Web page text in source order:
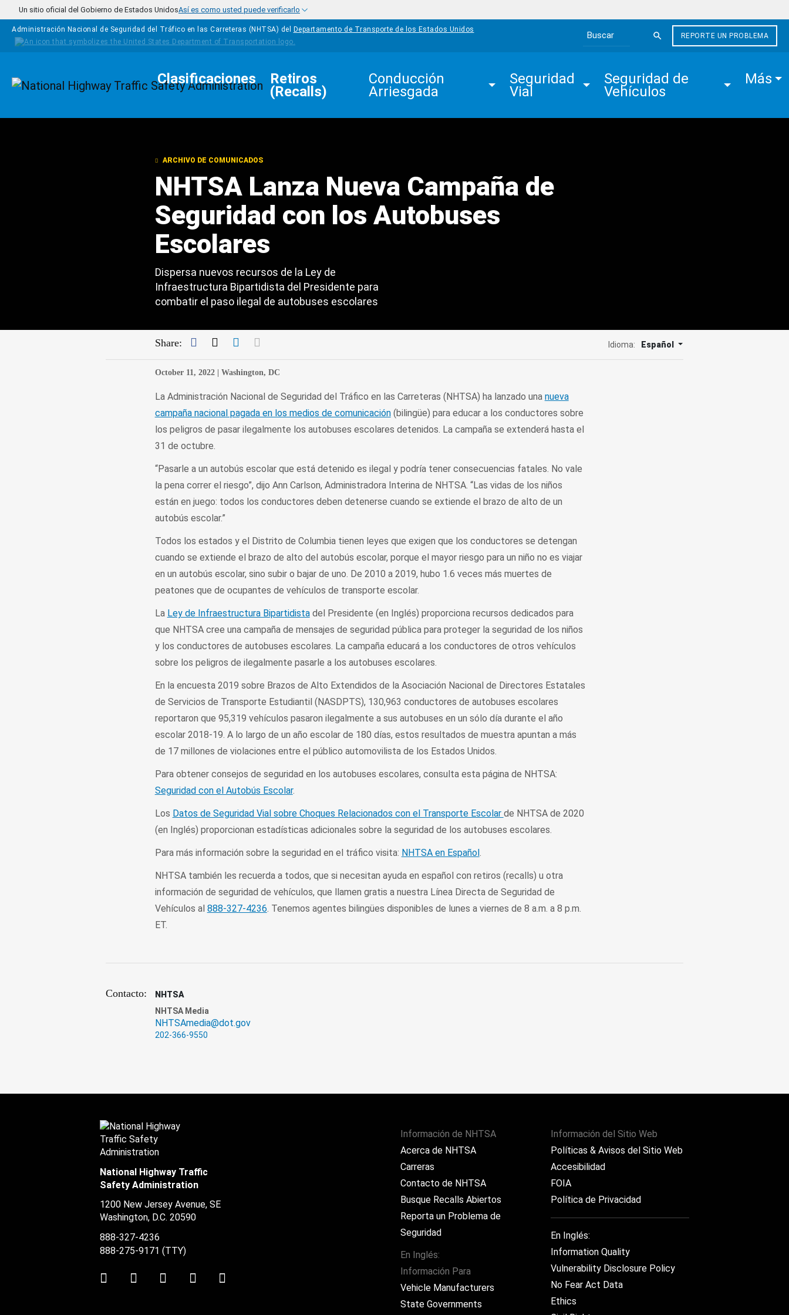
Pasar al contenido principal
Un sitio oficial del Gobierno de Estados UnidosAsí es como usted puede verificarlo
Administración Nacional de Seguridad del Tráfico en las Carreteras (NHTSA) del
Departamento de Transporte de los Estados Unidos
Search the site
REPORTE UN PROBLEMA
Homepage
Clasificaciones Retiros
(Recalls)
Conducción
Arriesgada
Seguridad
Vial
Seguridad de
Vehículos
Más
ARCHIVO DE COMUNICADOS
NHTSA Lanza Nueva Campaña de
Seguridad con los Autobuses
Escolares
Dispersa nuevos recursos de la Ley de
Infraestructura Bipartidista del Presidente para
combatir el paso ilegal de autobuses escolares
Idioma: Español
Share: Facebook
TwitterLinkedIn
October 11, 2022 | Washington, DC
La Administración Nacional de Seguridad del Tráfico en las Carreteras (NHTSA) ha lanzado una nueva
campaña nacional pagada en los medios de comunicación(bilingüe) para educar a los conductores sobre
los peligros de pasar ilegalmente los autobuses escolares detenidos. La campaña se extenderá hasta el
31 de octubre.
“Pasarle a un autobús escolar que está detenido es ilegal y podría tener consecuencias fatales. No vale
la pena correr el riesgo”, dijo Ann Carlson, Administradora Interina de NHTSA. “Las vidas de los niños
están en juego: todos los conductores deben detenerse cuando se extiende el brazo de alto de un
autobús escolar.”
Todos los estados y el Distrito de Columbia tienen leyes que exigen que los conductores se detengan
cuando se extiende el brazo de alto del autobús escolar, porque el mayor riesgo para un niño no es viajar
en un autobús escolar, sino subir o bajar de uno. De 2010 a 2019, hubo 1.6 veces más muertes de
peatones que de ocupantes de vehículos de transporte escolar.
La Ley de Infraestructura Bipartidistadel Presidente (en Inglés) proporciona recursos dedicados para
que NHTSA cree una campaña de mensajes de seguridad pública para proteger la seguridad de los niños
y los conductores de autobuses escolares. La campaña educará a los conductores de otros vehículos
sobre los peligros de ilegalmente pasarle a los autobuses escolares.
En la encuesta 2019 sobre Brazos de Alto Extendidos de la Asociación Nacional de Directores Estatales
de Servicios de Transporte Estudiantil (NASDPTS), 130,963 conductores de autobuses escolares
reportaron que 95,319 vehículos pasaron ilegalmente a sus autobuses en un sólo día durante el año
escolar 2018-19. A lo largo de un año escolar de 180 días, estos resultados de muestra apuntan a más
de 17 millones de violaciones entre el público automovilista de los Estados Unidos.
Para obtener consejos de seguridad en los autobuses escolares, consulta esta página de NHTSA:
Seguridad con el Autobús Escolar.
Los Datos de Seguridad Vial sobre Choques Relacionados con el Transporte Escolar de NHTSA de 2020
(en Inglés) proporcionan estadísticas adicionales sobre la seguridad de los autobuses escolares.
Para más información sobre la seguridad en el tráfico visita: NHTSA en Español.
NHTSA también les recuerda a todos, que si necesitan ayuda en español con retiros (recalls) u otra
información de seguridad de vehículos, que llamen gratis a nuestra Línea Directa de Seguridad de
Vehículos al 888-327-4236. Tenemos agentes bilingües disponibles de lunes a viernes de 8 a.m. a 8 p.m.
ET.
Contacto:
NHTSA
NHTSA Media
NHTSAmedia@dot.gov
202-366-9550
Información de NHTSA
Acerca de NHTSA
Carreras
Contacto de NHTSA
Busque Recalls Abiertos
Reporta un Problema de
Seguridad
En Inglés:
Información Para
Vehicle Manufacturers
State Governments
Información del Sitio Web
Políticas & Avisos del Sitio Web
Accesibilidad
FOIA
Política de Privacidad
En Inglés:
Information Quality
Vulnerability Disclosure Policy
No Fear Act Data
Ethics
National Highway Traffic
Safety Administration
1200 New Jersey Avenue, SE
Washington, D.C. 20590
888-327-4236
888-275-9171 (TTY)
TwitterLinkedInFacebookYoutube